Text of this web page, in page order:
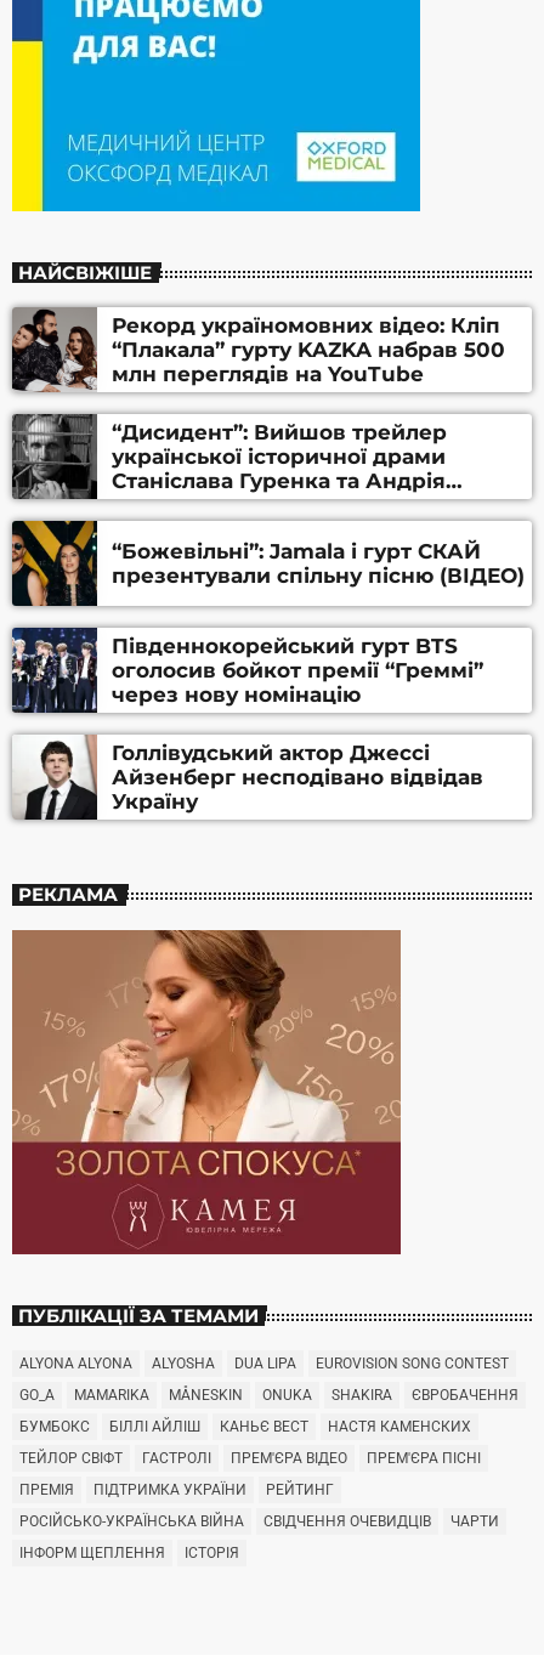
НАЙСВІЖІШЕ
Рекорд україномовних відео: Кліп
“Плакала” гурту KAZKA набрав 500
млн переглядів на YouTube
“Дисидент”: Вийшов трейлер
української історичної драми
Станіслава Гуренка та Андрія
Алфьорова (ВІДЕО)
“Божевільні”: Jamala і гурт СКАЙ
презентували спільну пісню (ВІДЕО)
Південнокорейський гурт BTS
оголосив бойкот премії “Греммі”
через нову номінацію
Голлівудський актор Джессі
Айзенберг несподівано відвідав
Україну
РЕКЛАМА
ПУБЛІКАЦІЇ ЗА ТЕМАМИ
ALYONA ALYONA ALYOSHA DUA LIPA
EUROVISION SONG CONTEST
GO_A
MAMARIKA MÅNESKIN ONUKA SHAKIRA
ЄВРОБАЧЕННЯ
БУМБОКС
БІЛЛІ АЙЛІШ КАНЬЄ ВЕСТ
НАСТЯ КАМЕНСКИХ
ТЕЙЛОР СВІФТ
ГАСТРОЛІ ПРЕМ'ЄРА ВІДЕО
ПРЕМ'ЄРА ПІСНІ
ПРЕМІЯ
ПІДТРИМКА УКРАЇНИ
РЕЙТИНГ
РОСІЙСЬКО-УКРАЇНСЬКА ВІЙНА
СВІДЧЕННЯ ОЧЕВИДЦІВ
ЧАРТИ
ІНФОРМ ЩЕПЛЕННЯ
ІСТОРІЯ